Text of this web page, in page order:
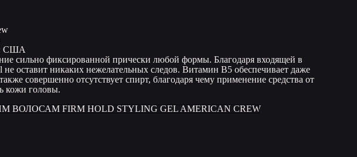
США
сильно фиксированной прически любой формы. Благодаря входящей в
оставит никаких нежелательных следов. Витамин В5 обеспечивает даже
совершенно отсутствует спирт, благодаря чему применение средства от
кожи головы.